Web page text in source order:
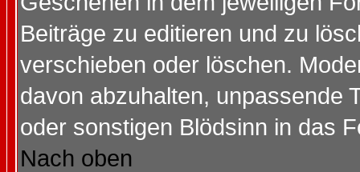
Beiträge zu editieren und zu
verschieben oder löschen.
davon abzuhalten, unpassende
oder sonstigen Blödsinn in das
Nach oben